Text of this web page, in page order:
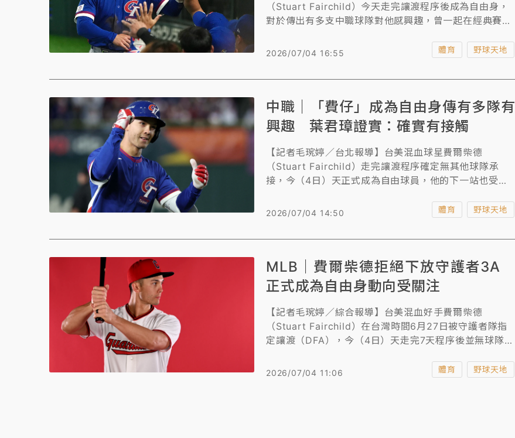
（Stuart Fairchild）今天走完讓渡程序後成為自由身，
對於傳出有多支中職球隊對他感興趣，曾一起在經典賽共
他提到，「費仔」是位很認真的球員，他展現出來球技跟
2026/07/04 16:55 體育 野球天地
中職｜「費仔」成為自由身傳有多隊有
興趣 葉君璋證實：確實有接觸
【記者毛琬婷／台北報導】台美混血球星費爾柴德
（Stuart Fairchild）走完讓渡程序確定無其他球隊承
接，今（4日）天正式成為自由球員，他的下一站也受到
教練葉君璋證實，球團確實有意網羅他，「確實是有討論
2026/07/04 14:50 體育 野球天地
MLB｜費爾柴德拒絕下放守護者3A
正式成為自由身動向受關注
【記者毛琬婷／綜合報導】台美混血好手費爾柴德
（Stuart Fairchild）在台灣時間6月27日被守護者隊指
定讓渡（DFA），今（4日）天走完7天程序後並無球隊承
自由與所有球團接觸，尋求下一個機會。
2026/07/04 11:06 體育 野球天地